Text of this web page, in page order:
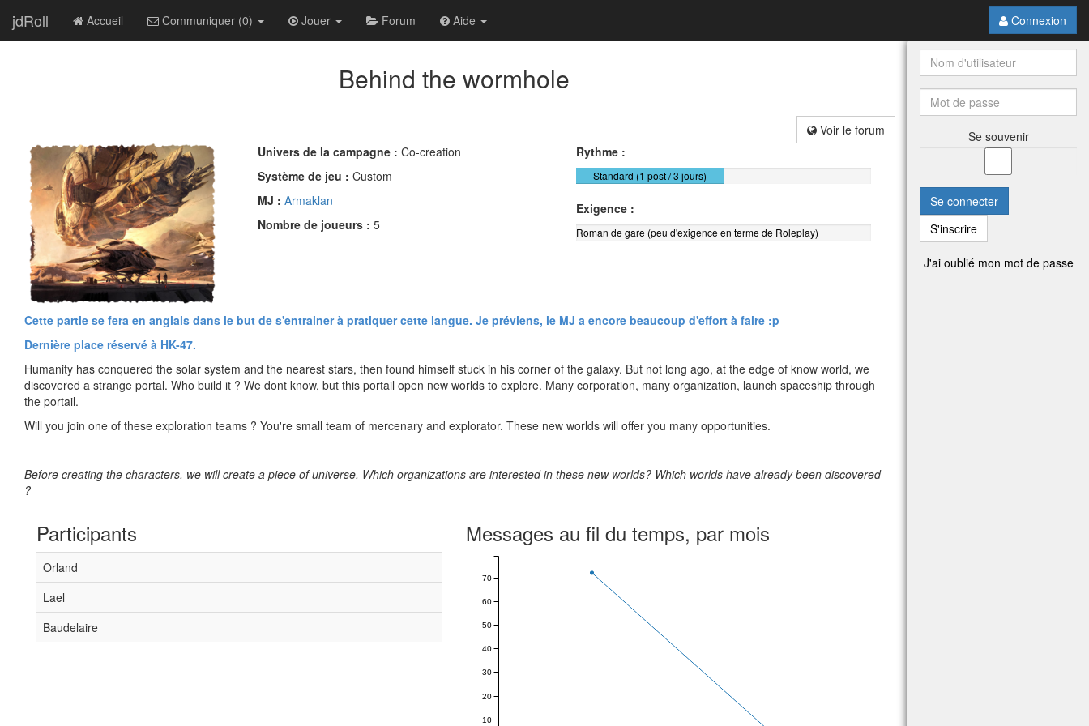
jdRoll Accueil Communiquer (0) Jouer Forum Aide Connexion
Behind the wormhole
Voir le forum
Univers de la campagne : Co-creation
Système de jeu : Custom
MJ : Armaklan
Nombre de joueurs : 5
Rythme :
Standard (1 post / 3 jours)
Exigence :
Roman de gare (peu d'exigence en terme de Roleplay)
Cette partie se fera en anglais dans le but de s'entrainer à pratiquer cette langue. Je préviens, le MJ a encore beaucoup d'effort à faire :p
Dernière place réservé à HK-47.
Humanity has conquered the solar system and the nearest stars, then found himself stuck in his corner of the galaxy. But not long ago, at the edge of know world, we
discovered a strange portal. Who build it ? We dont know, but this portail open new worlds to explore. Many corporation, many organization, launch spaceship through
the portail.
Will you join one of these exploration teams ? You're small team of mercenary and explorator. These new worlds will offer you many opportunities.
Before creating the characters, we will create a piece of universe. Which organizations are interested in these new worlds? Which worlds have already been discovered
?
Participants
Orland
Lael
Baudelaire
Messages au fil du temps, par mois
10
20
30
40
50
60
70
Se souvenir
Se connecter
S'inscrire
J'ai oublié mon mot de passe